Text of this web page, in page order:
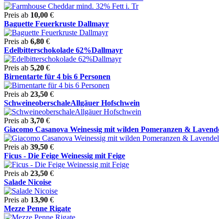
Preis ab 10,00 €
Baguette Feuerkruste Dallmayr
Preis ab 6,80 €
Edelbitterschokolade 62%Dallmayr
Preis ab 5,20 €
Birnentarte für 4 bis 6 Personen
Preis ab 23,50 €
SchweineoberschaleAllgäuer Hofschwein
Preis ab 3,70 €
Giacomo Casanova Weinessig mit wilden Pomeranzen &
Preis ab 39,50 €
Ficus - Die Feige Weinessig mit Feige
Preis ab 23,50 €
Salade Nicoise
Preis ab 13,90 €
Mezze Penne Rigate